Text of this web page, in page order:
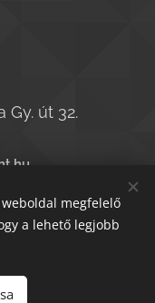
Gy. út 32.
Sütik
megfelelő
a lehető legjobb